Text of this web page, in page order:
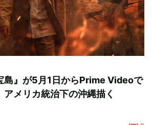
島』が5月1日からPrime Videoで
アメリカ統治下の沖縄描く